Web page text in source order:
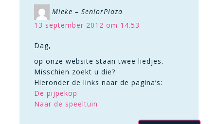
Mieke – SeniorPlaza
13 september 2012 om 14.53
Dag,
op onze website staan twee liedjes.
Misschien zoekt u die?
Hieronder de links naar de pagina’s:
De pijpekop
Naar de speeltuin